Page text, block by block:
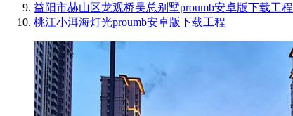
益阳市赫山区龙观桥吴总别墅proumb安卓版下载工程
桃江小洱海灯光proumb安卓版下载工程